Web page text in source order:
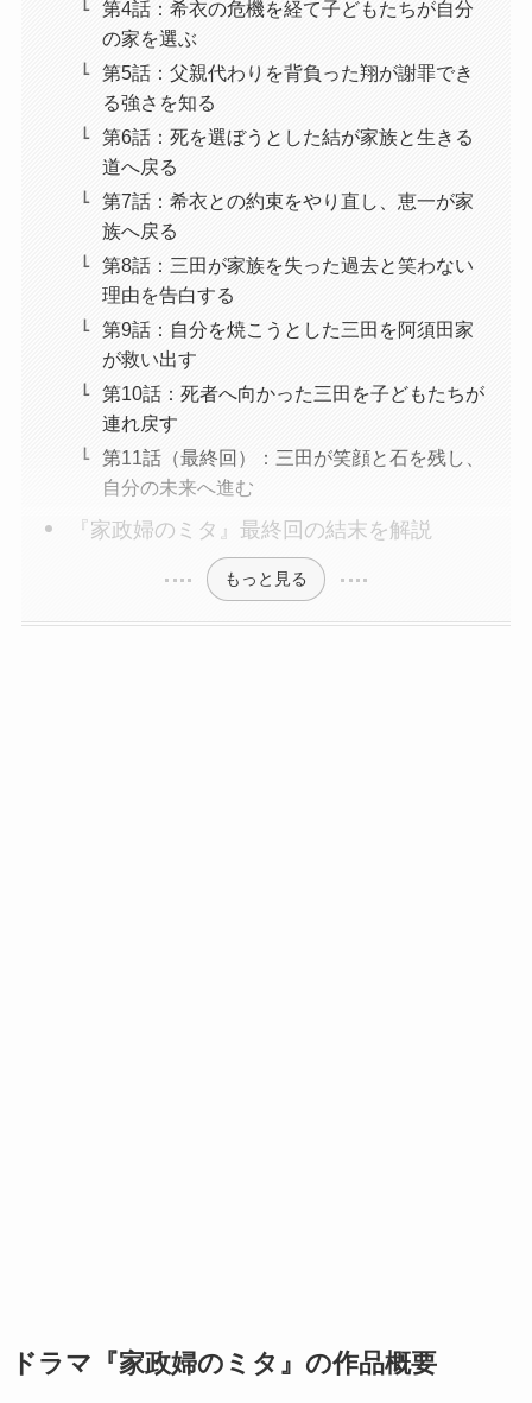
第4話：希衣の危機を経て子どもたちが自分
の家を選ぶ
第5話：父親代わりを背負った翔が謝罪でき
る強さを知る
第6話：死を選ぼうとした結が家族と生きる
道へ戻る
第7話：希衣との約束をやり直し、恵一が家
族へ戻る
第8話：三田が家族を失った過去と笑わない
理由を告白する
第9話：自分を焼こうとした三田を阿須田家
が救い出す
第10話：死者へ向かった三田を子どもたちが
連れ戻す
第11話（最終回）：三田が笑顔と石を残し、
自分の未来へ進む
『家政婦のミタ』最終回の結末を解説
もっと見る
ドラマ『家政婦のミタ』の作品概要